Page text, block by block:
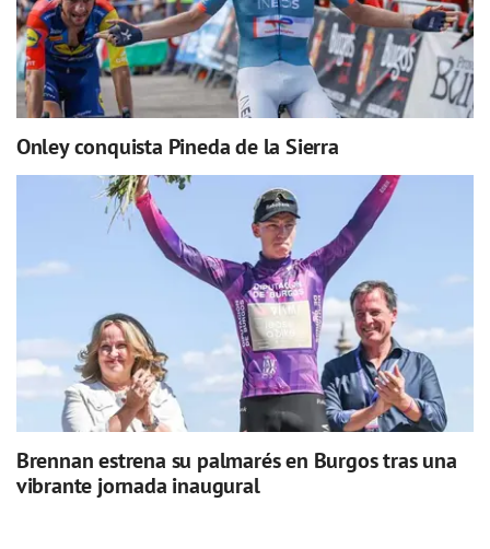
Onley conquista Pineda de la Sierra
Brennan estrena su palmarés en Burgos tras una
vibrante jornada inaugural